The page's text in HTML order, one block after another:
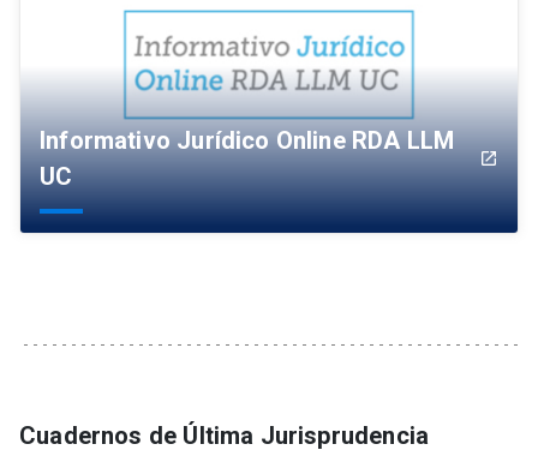
Informativo Jurídico Online RDA LLM
UC
launch
Cuadernos de Última Jurisprudencia